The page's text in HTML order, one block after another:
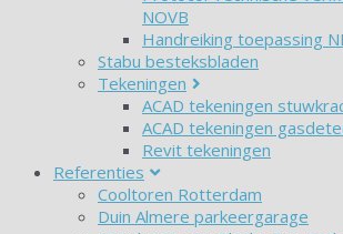
NOVB
Handreiking toepassing
Stabu besteksbladen
Tekeningen
ACAD tekeningen
ACAD tekeningen
Revit tekeningen
Referenties
Cooltoren Rotterdam
Duin Almere parkeergarage